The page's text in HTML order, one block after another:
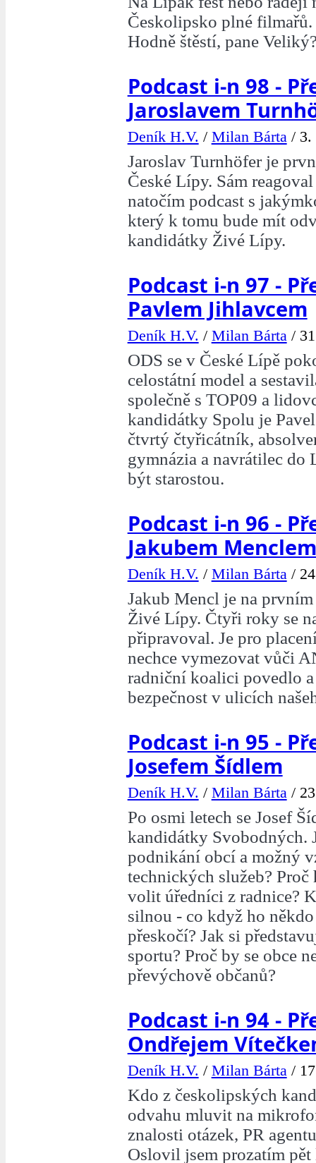
Českolipsko plné filmařů.
Hodně štěstí, pane
Podcast i-n 98 -
Jaroslavem
Deník H.V. / Milan Bárta/ 3.
Jaroslav Turnhöfer je
České Lípy. Sám
natočím podcast s
který k tomu bude mít
kandidátky Živé Lípy.
Podcast i-n 97 -
Pavlem Jihlavcem
Deník H.V. / Milan Bárta/
ODS se v České Lípě
celostátní model a
společně s TOP09 a
kandidátky Spolu je
čtvrtý čtyřicátník,
gymnázia a navrátilec do
být starostou.
Podcast i-n 96 -
Jakubem Menclem
Deník H.V. / Milan Bárta/
Jakub Mencl je na
Živé Lípy. Čtyři roky se
připravoval. Je pro
nechce vymezovat vůči
radniční koalici povedlo
bezpečnost v ulicích
Podcast i-n 95 -
Josefem Šídlem
Deník H.V. / Milan Bárta/
Po osmi letech se Josef
kandidátky Svobodných.
podnikání obcí a možný
technických služeb? Proč
volit úředníci z radnice?
silnou - co když ho
přeskočí? Jak si
sportu? Proč by se obce
převýchově občanů?
Podcast i-n 94 -
Ondřejem
Deník H.V. / Milan Bárta/
Kdo z českolipských
odvahu mluvit na
znalosti otázek, PR
Oslovil jsem prozatím